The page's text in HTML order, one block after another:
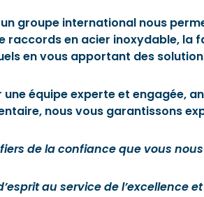
un groupe international nous
raccords en acier inoxydable,
en vous apportant des
une équipe experte et
nous vous garantissons
de la confiance que vous
au service de l’excellence